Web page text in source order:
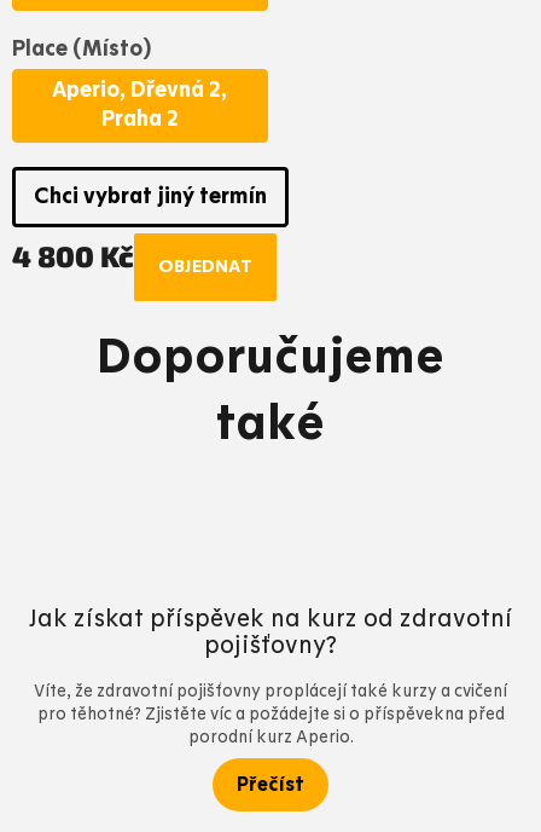
Place (Místo)
Aperio, Dřevná 2,
Praha 2
Chci vybrat jiný termín
4 800 Kč OBJEDNAT
Doporučujeme
také
Jak získat příspěvek na kurz od zdravotní
pojišťovny?
Víte, že zdravotní pojišťovny proplácejí také kurzy a cvičení
pro těhotné? Zjistěte víc a požádejte si o příspěvekna před
porodní kurz Aperio.
Přečíst